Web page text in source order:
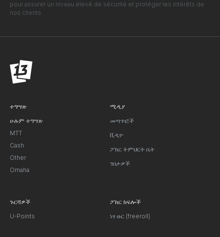
pour assurer un niveau élevé de sécurité et protéger les intérêts de
nos clients.
ተግሣጽ
ሁሉም ተግሣጽ
MTT
Cash
Other
Omaha
ሚዲያ
መጣጥፎች
ቪዲዮ
ፖከር ትምህርት ቤት
ገበታዎች
ጉርሻዎች
U-Points
ፖከር ክፍሎች
ነፃ ዙር (freeroll)